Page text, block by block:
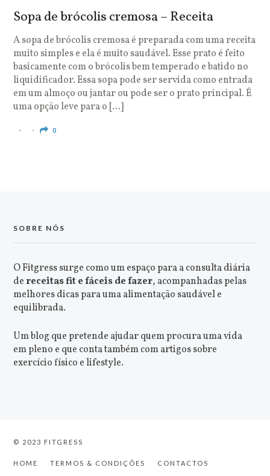
Sopa de brócolis cremosa – Receita
A sopa de brócolis cremosa é preparada com uma receita
muito simples e ela é muito saudável. Esse prato é feito
basicamente com o brócolis bem temperado e batido no
liquidificador. Essa sopa pode ser servida como entrada
em um almoço ou jantar ou pode ser o prato principal. É
uma opção leve para o […]
0
SOBRE NÓS
O Fitgress surge como um espaço para a consulta diária
dereceitas fit e fáceis de fazer, acompanhadas pelas
melhores dicas para uma alimentação saudável e
equilibrada.
Um blog que pretende ajudar quem procura uma vida
em pleno e que conta também com artigos sobre
exercício físico e lifestyle.
© 2023 FITGRESS
HOME TERMOS & CONDIÇÕES CONTACTOS